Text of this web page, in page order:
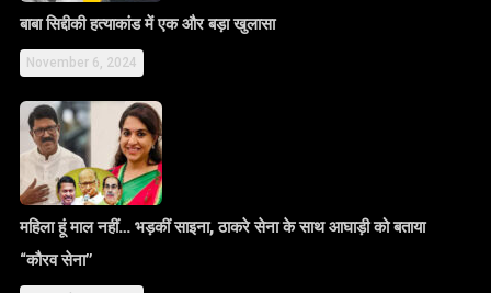
बाबा सिद्दीकी हत्याकांड में एक और बड़ा खुलासा
November 6, 2024
महिला हूं माल नहीं… भड़कीं साइना, ठाकरे सेना के साथ आघाड़ी को बताया
“कौरव सेना”